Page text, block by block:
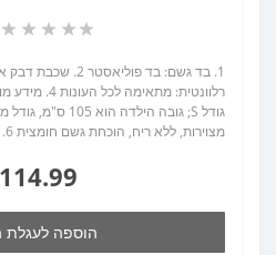
מצוירות, ללא ריח, הוכחת גשם חומצית 6. עיצו..
הוספה לעגלת